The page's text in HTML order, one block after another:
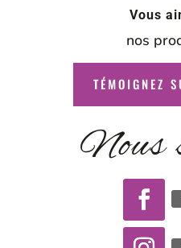
Vous
nos
TÉMOIGNEZ
Nous